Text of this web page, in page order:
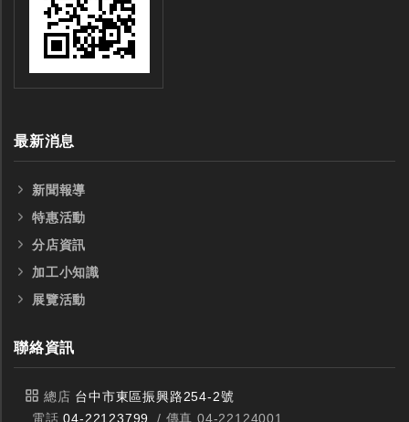
最新消息
新聞報導
特惠活動
分店資訊
加工小知識
展覽活動
聯絡資訊
總店 台中市東區振興路254-2號
電話04-22123799 / 傳真 04-22124001